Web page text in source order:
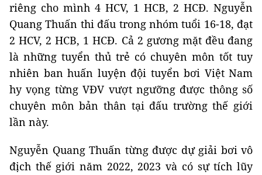
riêng cho mình 4 HCV, 1 HCB, 2 HCĐ. Nguyễn
Quang Thuấn thi đấu trong nhóm tuổi 16-18, đạt
2 HCV, 2 HCB, 1 HCĐ. Cả 2 gương mặt đều đang
là những tuyển thủ trẻ có chuyên môn tốt tuy
nhiên ban huấn luyện đội tuyển bơi Việt Nam
hy vọng từng VĐV vượt ngưỡng được thông số
chuyên môn bản thân tại đấu trường thế giới
lần này.
Nguyễn Quang Thuấn từng được dự giải bơi vô
địch thế giới năm 2022, 2023 và có sự tích lũy